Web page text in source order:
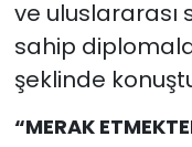
ve
sahip
şeklinde
“MERAK